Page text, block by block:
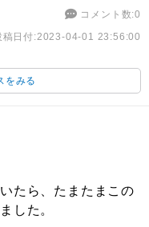
コメント数:0
稿日付:2023-04-01 23:56:00
をみる
たら、たまたまこの
した。